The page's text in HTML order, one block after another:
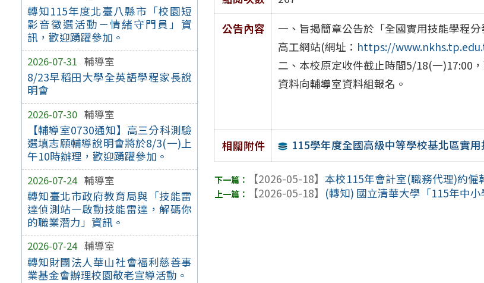
轉知115年度北臺八縣市「校園短
影音徵選活動－情緒守門員」資
訊，歡迎踴躍參加。
2026-07-31 輔導室
8/23早稻田大學全英語學程家長說
明會
2026-07-30 輔導室
【輔導室0730通知】高三分科測驗
選填志願輔導說明會將於8/3(一)上
午10時辦理，歡迎踴躍參加。
2026-07-24 輔導室
轉知臺北市政府教育局與「技能雷
達偵測站—啟動技能雷達，解碼你
的職業潛力」資訊。
2026-07-24 輔導室
轉知財團法人華山社會福利慈善事
業基金會辦理校園敬老宣導活動。
公告內容
一、旨揭簡章公告於「全國實用技能學程分
高工網站(網址： https://
二、本校原定收件截止時間5/18(一)17:00
資料向輔導室資料組報名。
相關附件 115學年度全國高級中等學校基北區實
【2026-05-18】本校115年會計室(職務代理)約僱
【2026-05-18】 (轉知) 國立清華大學「115年中